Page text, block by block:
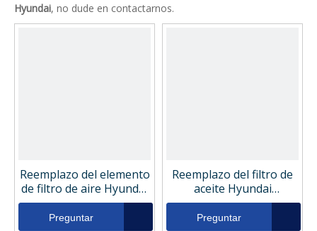
Hyundai, no dude en contactarnos.
Reemplazo del elemento
de filtro de aire Hyundai
11FK-20080AA
Preguntar
Reemplazo del filtro de
aceite Hyundai
11NB70110
Preguntar